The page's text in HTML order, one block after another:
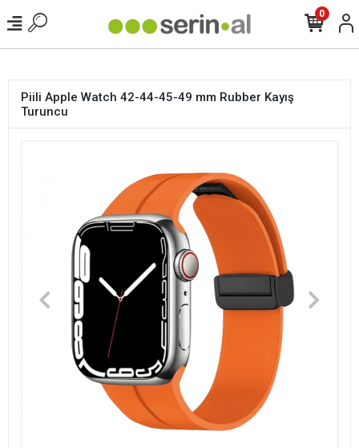
0
Piili Apple Watch 42-44-45-49 mm Rubber Kayış
Turuncu